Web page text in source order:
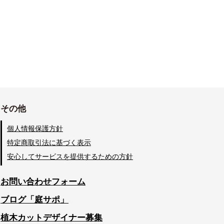
その他
個人情報保護方針
特定商取引法に基づく表示
安心してサービスを提供するための方針
お問い合わせフォーム
ブログ「庭サポ」
植木カットデザイナー募集